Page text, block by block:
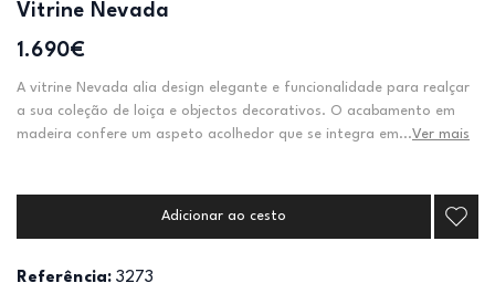
Vitrine Nevada
1.690€
A vitrine Nevada alia design elegante e funcionalidade para realçar
a sua coleção de loiça e objectos decorativos. O acabamento em
madeira confere um aspeto acolhedor que se integra em...Ver mais
Adicionar ao cesto
Referência: 3273